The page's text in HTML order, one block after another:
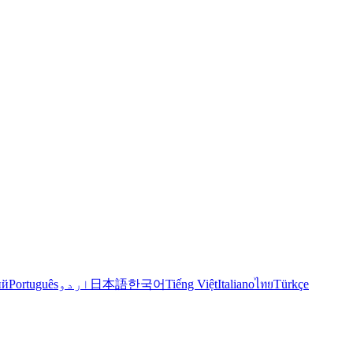
Portuguêsاردو 日本語한국어Tiếng ViệtItalianoไทยTürkçe